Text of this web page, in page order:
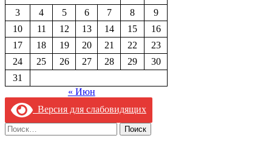
3
4 5 6 7 8
9
10
11 12 13 14 15
16
17
18 19 20 21 22
23
24
25 26 27 28 29
30
31
« Июн
Версия для слабовидящих
Найти: